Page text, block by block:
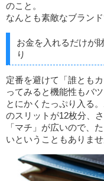
のこと。
なんとも素敵なブランド
お金を入れるだけが
り
定番を避けて「誰とも
ってみると機能性もバツ
とにかくたっぷり入る
のスリットが12枚分、
「マチ」が広いので、
いということもありませ